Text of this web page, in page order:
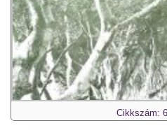
Cikkszám: